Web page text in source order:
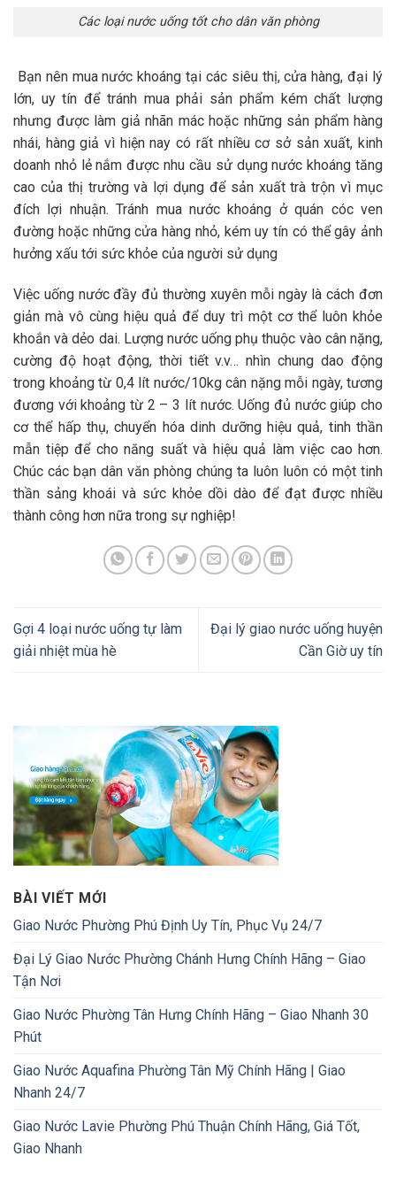
Các loại nước uống tốt cho dân văn phòng
Bạn nên mua nước khoáng tại các siêu thị, cửa hàng, đại lý
lớn, uy tín để tránh mua phải sản phẩm kém chất lượng
nhưng được làm giả nhãn mác hoặc những sản phẩm hàng
nhái, hàng giả vì hiện nay có rất nhiều cơ sở sản xuất, kinh
doanh nhỏ lẻ nắm được nhu cầu sử dụng nước khoáng tăng
cao của thị trường và lợi dụng để sản xuất trà trộn vì mục
đích lợi nhuận. Tránh mua nước khoáng ở quán cóc ven
đường hoặc những cửa hàng nhỏ, kém uy tín có thể gây ảnh
hưởng xấu tới sức khỏe của người sử dụng
Việc uống nước đầy đủ thường xuyên mỗi ngày là cách đơn
giản mà vô cùng hiệu quả để duy trì một cơ thể luôn khỏe
khoắn và dẻo dai. Lượng nước uống phụ thuộc vào cân nặng,
cường độ hoạt động, thời tiết v.v… nhìn chung dao động
trong khoảng từ 0,4 lít nước/10kg cân nặng mỗi ngày, tương
đương với khoảng từ 2 – 3 lít nước. Uống đủ nước giúp cho
cơ thể hấp thụ, chuyển hóa dinh dưỡng hiệu quả, tinh thần
mẫn tiệp để cho năng suất và hiệu quả làm việc cao hơn.
Chúc các bạn dân văn phòng chúng ta luôn luôn có một tinh
thần sảng khoái và sức khỏe dồi dào để đạt được nhiều
thành công hơn nữa trong sự nghiệp!
Gợi 4 loại nước uống tự làm
giải nhiệt mùa hè
Đại lý giao nước uống huyện
Cần Giờ uy tín
BÀI VIẾT MỚI
Giao Nước Phường Phú Định Uy Tín, Phục Vụ 24/7
Đại Lý Giao Nước Phường Chánh Hưng Chính Hãng – Giao
Tận Nơi
Giao Nước Phường Tân Hưng Chính Hãng – Giao Nhanh 30
Phút
Giao Nước Aquafina Phường Tân Mỹ Chính Hãng | Giao
Nhanh 24/7
Giao Nước Lavie Phường Phú Thuận Chính Hãng, Giá Tốt,
Giao Nhanh